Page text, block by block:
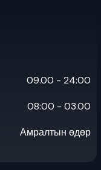
09.00 - 24:00
08:00 - 03.00
Амралтын өдөр